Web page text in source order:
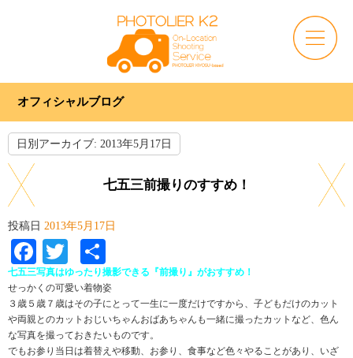
オフィシャルブログ
日別アーカイブ: 2013年5月17日
七五三前撮りのすすめ！
投稿日 2013年5月17日
Facebook
Twitter
有
七五三写真はゆったり撮影できる『前撮り』がおすすめ！
せっかくの可愛い着物姿
３歳５歳７歳はその子にとって一生に一度だけですから、子どもだけのカット
や両親とのカットおじいちゃんおばあちゃんも一緒に撮ったカットなど、色ん
な写真を撮っておきたいものです。
でもお参り当日は着替えや移動、お参り、食事など色々やることがあり、いざ